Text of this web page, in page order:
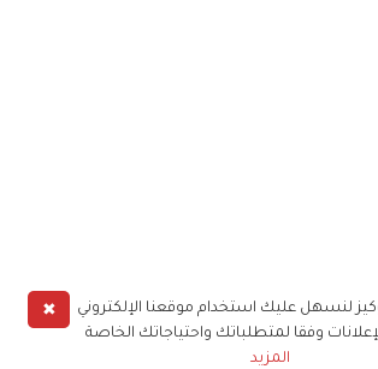
✖
لنسهل عليك استخدام موقعنا الإلكتروني
وفقا لمتطلباتك واحتياجاتك الخاصة
المزيد